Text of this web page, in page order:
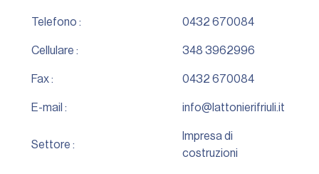
Telefono : 0432 670084
Cellulare : 348 3962996
Fax : 0432 670084
E-mail : info@lattonierifriuli.it
Settore :
Impresa di
costruzioni